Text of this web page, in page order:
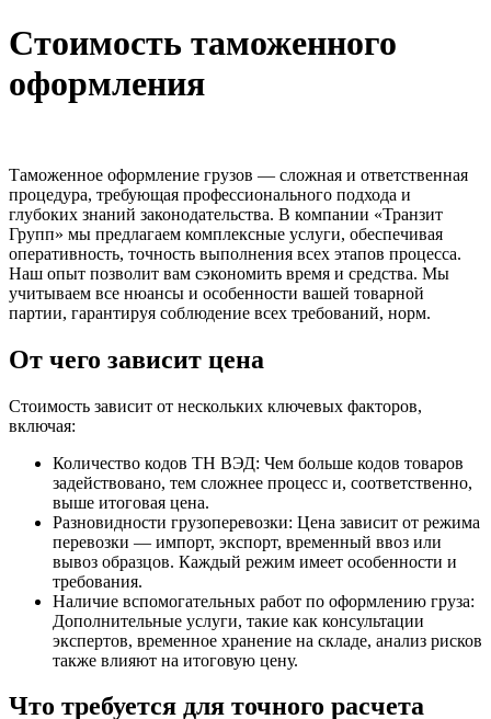
Стоимость таможенного
оформления
Таможенное оформление грузов — сложная и ответственная
процедура, требующая профессионального подхода и
глубоких знаний законодательства. В компании «Транзит
Групп» мы предлагаем комплексные услуги, обеспечивая
оперативность, точность выполнения всех этапов процесса.
Наш опыт позволит вам сэкономить время и средства. Мы
учитываем все нюансы и особенности вашей товарной
партии, гарантируя соблюдение всех требований, норм.
От чего зависит цена
Стоимость зависит от нескольких ключевых факторов,
включая:
Количество кодов ТН ВЭД: Чем больше кодов товаров
задействовано, тем сложнее процесс и, соответственно,
выше итоговая цена.
Разновидности грузоперевозки: Цена зависит от режима
перевозки — импорт, экспорт, временный ввоз или
вывоз образцов. Каждый режим имеет особенности и
требования.
Наличие вспомогательных работ по оформлению груза:
Дополнительные услуги, такие как консультации
экспертов, временное хранение на складе, анализ рисков
также влияют на итоговую цену.
Что требуется для точного расчета